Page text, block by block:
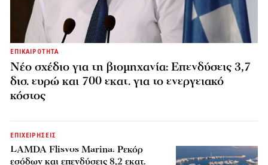
ΕΠΙΚΑΙΡΟΤΗΤΑ
Νέο σχέδιο για τη βιομηχανία: Επενδύσεις 3,7
δισ. ευρώ και 700 εκατ. για το ενεργειακό
κόστος
ΕΠΙΧΕΙΡΗΣΕΙΣ
LAMDA Flisvos Marina: Ρεκόρ
εσόδων και επενδύσεις 8,2 εκατ.